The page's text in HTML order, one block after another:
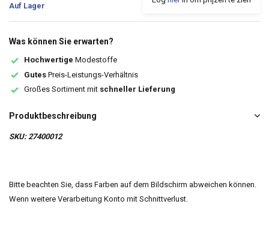
Auf Lager
Was können Sie erwarten?
Hochwertige Modestoffe
Gutes Preis-Leistungs-Verhältnis
Großes Sortiment mit schneller Lieferung
Produktbeschreibung
SKU: 27400012
Bitte beachten Sie, dass Farben auf dem Bildschirm abweichen können.
Wenn weitere Verarbeitung Konto mit Schnittverlust.